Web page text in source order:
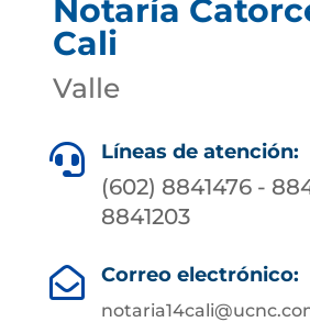
Notaría
Cali
Valle
 Líneas de atención:
(602) 8841476 -
8841203
 Correo electrónico: